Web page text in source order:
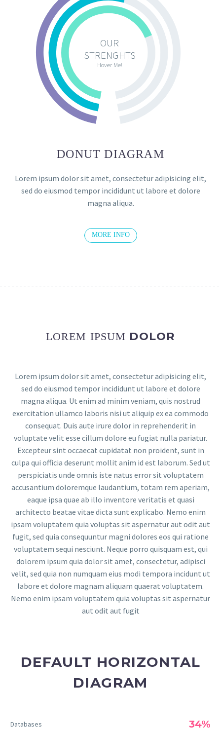
OUR
STRENGHTS
Hover Me!
DONUT DIAGRAM
Lorem ipsum dolor sit amet, consectetur adipisicing elit,
sed do eiusmod tempor incididunt ut labore et dolore
magna aliqua.
MORE INFO
LOREM IPSUM DOLOR
Lorem ipsum dolor sit amet, consectetur adipisicing elit,
sed do eiusmod tempor incididunt ut labore et dolore
magna aliqua. Ut enim ad minim veniam, quis nostrud
exercitation ullamco laboris nisi ut aliquip ex ea commodo
consequat. Duis aute irure dolor in reprehenderit in
voluptate velit esse cillum dolore eu fugiat nulla pariatur.
Excepteur sint occaecat cupidatat non proident, sunt in
culpa qui officia deserunt mollit anim id est laborum. Sed ut
perspiciatis unde omnis iste natus error sit voluptatem
accusantium doloremque laudantium, totam rem aperiam,
eaque ipsa quae ab illo inventore veritatis et quasi
architecto beatae vitae dicta sunt explicabo. Nemo enim
ipsam voluptatem quia voluptas sit aspernatur aut odit aut
fugit, sed quia consequuntur magni dolores eos qui ratione
voluptatem sequi nesciunt. Neque porro quisquam est, qui
dolorem ipsum quia dolor sit amet, consectetur, adipisci
velit, sed quia non numquam eius modi tempora incidunt ut
labore et dolore magnam aliquam quaerat voluptatem.
Nemo enim ipsam voluptatem quia voluptas sit aspernatur
aut odit aut fugit
DEFAULT HORIZONTAL
DIAGRAM
Databases 34%